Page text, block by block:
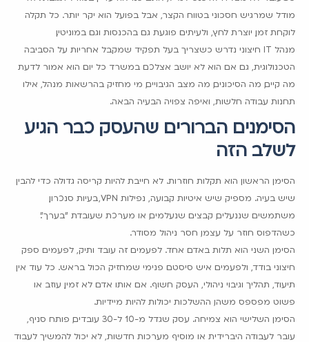
מודל שמרגיש חסכוני בטווח הקצר, אבל בפועל הוא יקר יותר. כל תקלה
לוקחת זמן, יוצרת לחץ, ולעיתים פוגעת גם בהכנסות וגם במוניטין.
מנהל IT חיצוני נדרש כשצריך בעל תפקיד שמקבל אחריות על הסביבה
הטכנולוגית, גם אם הוא לא יושב אצלכם במשרד כל יום. הוא אמור לדעת
מה קיים, מה הסיכונים, מה מצב הגיבויים, מי מחזיק בהרשאות מנהל, אילו
תחנות עבודה חלשות, ואיפה צפויה הבעיה הבאה.
הסימנים הברורים שהעסק כבר הגיע
לשלב הזה
הסימן הראשון הוא תקלות חוזרות. לא חייבת להיות קריסה גדולה כדי להבין
שיש בעיה. מספיק שיש איטיות קבועה, נפילות VPN, בעיות סנכרון,
משתמשים שננעלים, קבצים שנעלמים, או מערכת שעובדת "בערך".
כשהדפוס חוזר על עצמו, חסר ניהול מסודר.
הסימן השני הוא תלות באדם אחד. לפעמים זה עובד ותיק, לפעמים ספק
חיצוני בודד, ולפעמים איש סיסטם פנימי שמחזיק הכול בראש. כל עוד אין
תיעוד, תהליך וגיבוי ניהולי, העסק חשוף. אם אותו אדם לא זמין, עוזב או
פשוט מפספס משהו, ההשלכות יכולות להיות מיידיות.
הסימן השלישי הוא צמיחה. עסק שגדל מ-10 ל-30 עובדים, פותח סניף,
עובר לעבודה היברידית או מוסיף מערכות חדשות, לא יכול להמשיך לעבוד